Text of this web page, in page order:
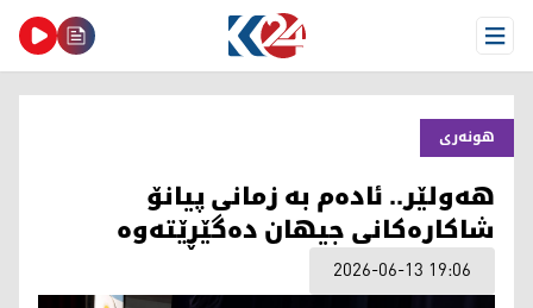
Open Menu
هونەری
هەولێر.. ئادەم بە زمانی پیانۆ
شاکارەکانی جیهان دەگێڕێتەوە
2026-06-13 19:06